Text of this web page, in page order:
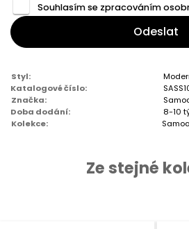
Souhlasím se zpracováním
Odeslat
Styl:
Katalogové číslo:
Značka:
Doba dodání:
8-10
Kolekce:
Ze stejné